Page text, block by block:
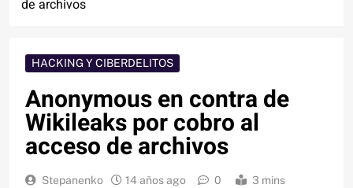
de archivos
HACKING Y CIBERDELITOS
Anonymous en contra de
Wikileaks por cobro al
acceso de archivos
Stepanenko 14 años ago 0 3 mins